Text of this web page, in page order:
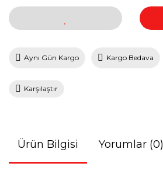
Aynı Gün Kargo Kargo Bedava
Karşılaştır
Ürün Bilgisi Yorumlar (0)